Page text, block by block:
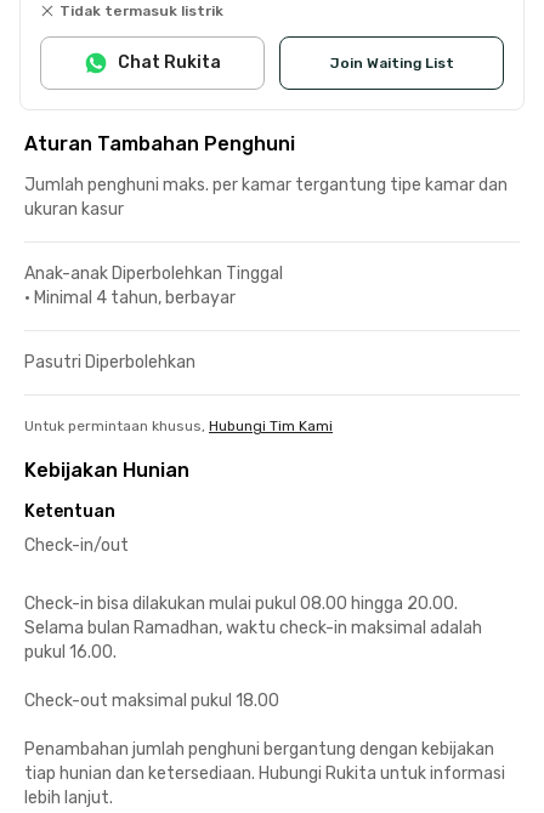
Tidak termasuk listrik
Join Waiting List
Chat Rukita
Aturan Tambahan Penghuni
Jumlah penghuni maks. per kamar tergantung tipe kamar dan
ukuran kasur
Anak-anak Diperbolehkan Tinggal
• Minimal 4 tahun, berbayar
Pasutri Diperbolehkan
Untuk permintaan khusus, Hubungi Tim Kami
Kebijakan Hunian
Ketentuan
Check-in/out
Check-in bisa dilakukan mulai pukul 08.00 hingga 20.00.
Selama bulan Ramadhan, waktu check-in maksimal adalah
pukul 16.00.
Check-out maksimal pukul 18.00
Penambahan jumlah penghuni bergantung dengan kebijakan
tiap hunian dan ketersediaan. Hubungi Rukita untuk informasi
lebih lanjut.